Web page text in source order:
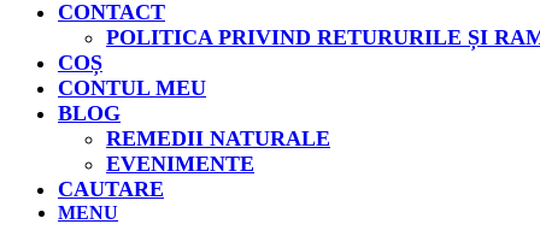
CONTACT
POLITICA PRIVIND RETURURILE ȘI
COȘ
CONTUL MEU
BLOG
REMEDII NATURALE
EVENIMENTE
CAUTARE
MENU